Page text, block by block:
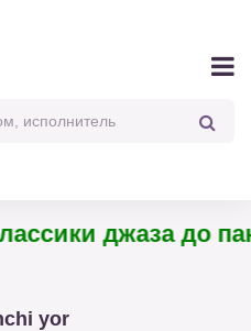
джаза до панк-
yor